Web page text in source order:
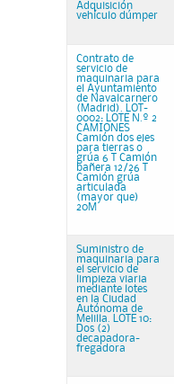
Adquisición
vehículo dúmper
Contrato de
servicio de
maquinaria para
el Ayuntamiento
de Navalcarnero
(Madrid). LOT-
0002: LOTE N.º 2
CAMIONES
Camión dos ejes
para tierras o
grúa 6 T Camión
bañera 12/26 T
Camión grúa
articulada
(mayor que)
20M
Suministro de
maquinaria para
el servicio de
limpieza viaria
mediante lotes
en la Ciudad
Autónoma de
Melilla. LOTE 10:
Dos (2)
decapadora-
fregadora